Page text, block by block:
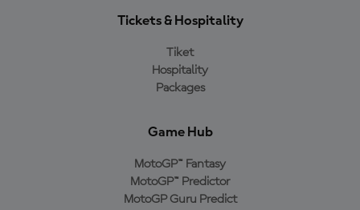
Tickets & Hospitality
Tiket
Hospitality
Packages
Game Hub
MotoGP™ Fantasy
MotoGP™ Predictor
MotoGP Guru Predict